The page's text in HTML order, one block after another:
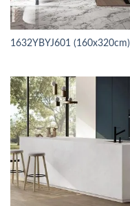
1632YBYJ601 (160x320cm)